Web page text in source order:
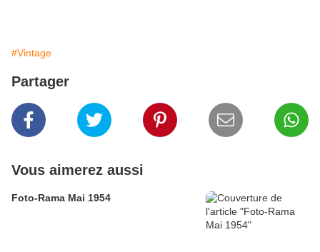
#Vintage
Partager
Vous aimerez aussi
Foto-Rama Mai 1954